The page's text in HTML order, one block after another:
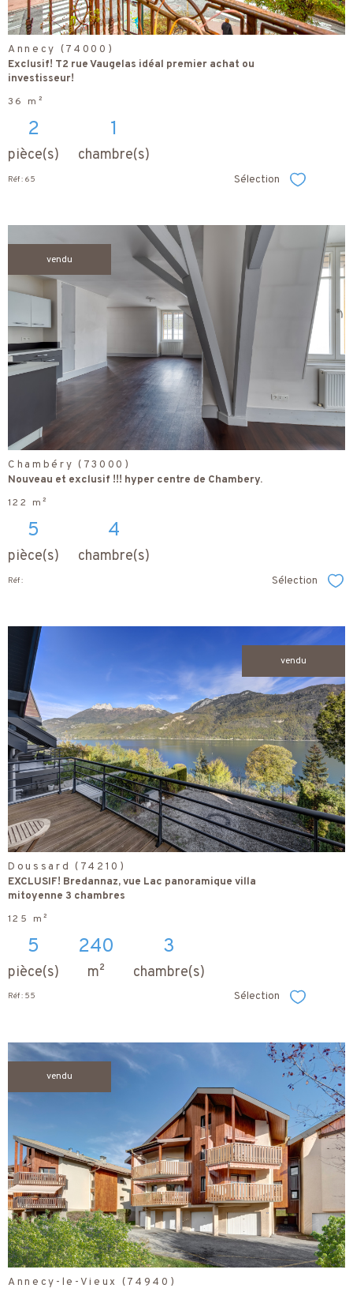
Annecy (74000)
Exclusif! T2 rue Vaugelas idéal premier achat ou
investisseur!
36 m²
2
pièce(s)
1
chambre(s)
Réf : 65 Sélection Sélectionner
vendu
voir le
bien
Chambéry (73000)
Nouveau et exclusif !!! hyper centre de Chambery.
122 m²
5
pièce(s)
4
chambre(s)
Réf : Sélection
vendu
voir le
bien
Doussard (74210)
EXCLUSIF! Bredannaz, vue Lac panoramique villa
mitoyenne 3 chambres
125 m²
5
pièce(s)
240
m²
3
chambre(s)
Réf : 55 Sélection Sélectionner
vendu
voir le
bien
Annecy-le-Vieux (74940)